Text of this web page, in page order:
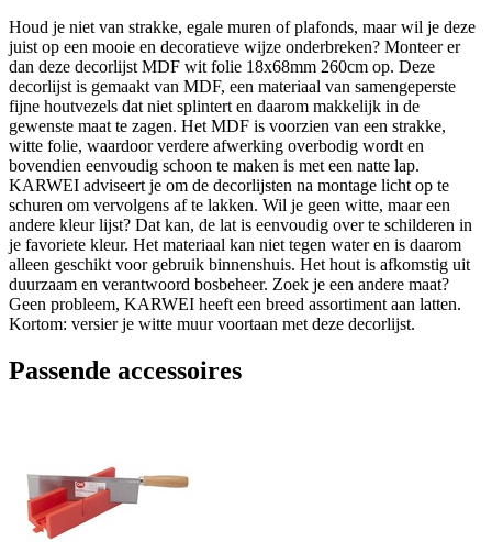
Houd je niet van strakke, egale muren of plafonds, maar wil je deze
juist op een mooie en decoratieve wijze onderbreken? Monteer er
dan deze decorlijst MDF wit folie 18x68mm 260cm op. Deze
decorlijst is gemaakt van MDF, een materiaal van samengeperste
fijne houtvezels dat niet splintert en daarom makkelijk in de
gewenste maat te zagen. Het MDF is voorzien van een strakke,
witte folie, waardoor verdere afwerking overbodig wordt en
bovendien eenvoudig schoon te maken is met een natte lap.
KARWEI adviseert je om de decorlijsten na montage licht op te
schuren om vervolgens af te lakken. Wil je geen witte, maar een
andere kleur lijst? Dat kan, de lat is eenvoudig over te schilderen in
je favoriete kleur. Het materiaal kan niet tegen water en is daarom
alleen geschikt voor gebruik binnenshuis. Het hout is afkomstig uit
duurzaam en verantwoord bosbeheer. Zoek je een andere maat?
Geen probleem, KARWEI heeft een breed assortiment aan latten.
Kortom: versier je witte muur voortaan met deze decorlijst.
Passende accessoires